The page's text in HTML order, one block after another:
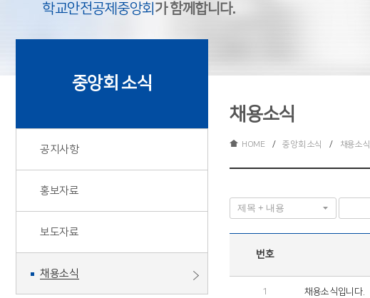
학교안전공제중앙회 가 함께합니다.
중앙회 소식
공지사항
홍보자료
보도자료
채용소식
채용소식
HOME / 중앙회 소식 / 채용소식
번호
1 채용소식입니다.